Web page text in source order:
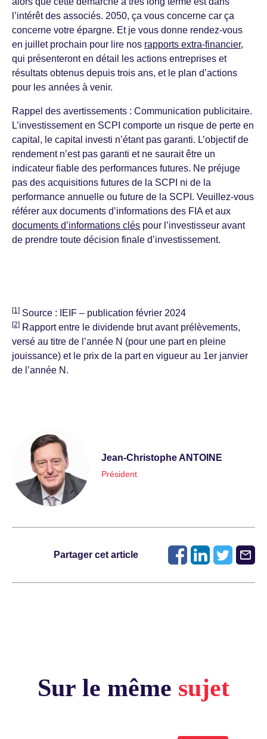
l’intérêt des associés. 2050, ça vous concerne car ça
concerne votre épargne. Et je vous donne rendez-vous
en juillet prochain pour lire nos rapports extra-financier,
qui présenteront en détail les actions entreprises et
résultats obtenus depuis trois ans, et le plan d’actions
pour les années à venir.
Rappel des avertissements : Communication publicitaire.
L’investissement en SCPI comporte un risque de perte en
capital, le capital investi n’étant pas garanti. L’objectif de
rendement n’est pas garanti et ne saurait être un
indicateur fiable des performances futures. Ne préjuge
pas des acquisitions futures de la SCPI ni de la
performance annuelle ou future de la SCPI. Veuillez-vous
référer aux documents d’informations des FIA et aux
documents d’informations clés pour l’investisseur avant
de prendre toute décision finale d’investissement.
[1] Source : IEIF – publication février 2024
[2] Rapport entre le dividende brut avant prélèvements,
versé au titre de l’année N (pour une part en pleine
jouissance) et le prix de la part en vigueur au 1er janvier
de l’année N.
Jean-Christophe ANTOINE
Président
Partager cet article
Sur le même sujet